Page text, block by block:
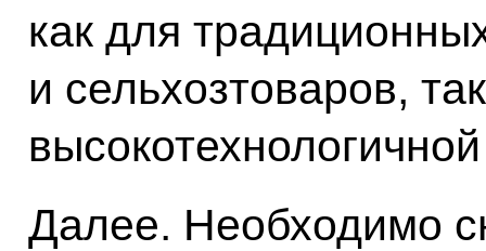
как для
и сельхозтоваров,
Далее. Необходимо